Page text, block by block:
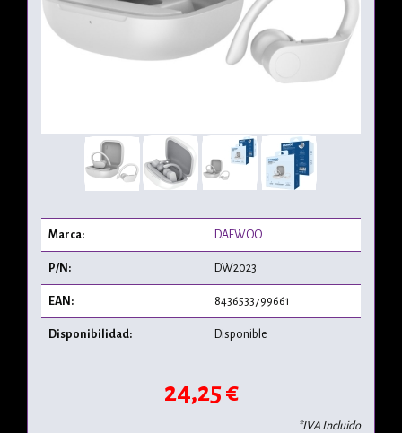
Marca: DAEWOO
P/N: DW2023
EAN: 8436533799661
Disponibilidad: Disponible
24,25 €
*IVA Incluido